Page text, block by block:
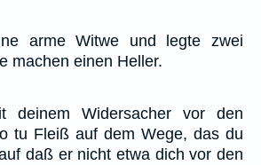
arme Witwe und legte zwei
machen einen Heller.
deinem Widersacher vor den
tu Fleiß auf dem Wege, das du
daß er nicht etwa dich vor den